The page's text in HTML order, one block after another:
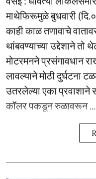
माथेफिरूमुळे बुधवारी
काही काळ तणावाचे
थांबवण्याच्या उद्देशाने तो
मोटरमनने प्रसंगावधान
लावल्याने मोठी दुर्घटना
उतरलेल्या एका प्रवाशाने
कॉलर पकडून रुळावरून ...